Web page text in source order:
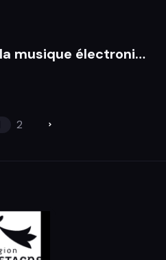
La Genèse de la musique électronique
2